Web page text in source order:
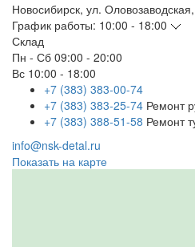
Новосибирск, ул.
График работы: 10:00 - 18:00
Склад
Пн - Сб 09:00 - 20:00
Вс 10:00 - 18:00
+7 (383) 383-00-74
+7 (383) 383-25-74 Ремонт
+7 (383) 388-51-58 Ремонт
info@nsk-detal.ru
Показать на карте